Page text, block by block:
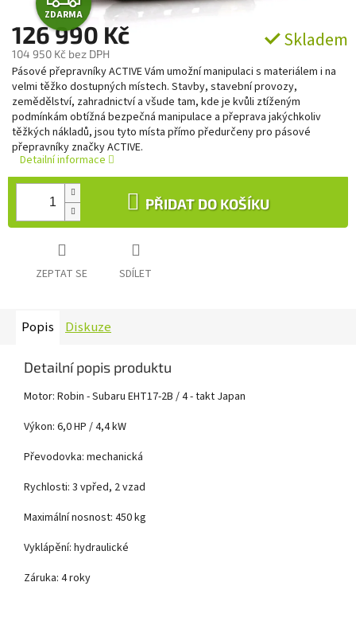
D
A
R
M
A
ZDARMA
126 990 Kč
104 950 Kč bez DPH
Měrná
cena:
Skladem
PŘIDAT DO KOŠÍKU
Pásové přepravníky ACTIVE Vám umožní manipulaci s materiálem i na
velmi těžko dostupných místech. Stavby, stavební provozy,
zemědělství, zahradnictví a všude tam, kde je kvůli ztíženým
podmínkám obtížná bezpečná manipulace a přeprava jakýchkoliv
těžkých nákladů, jsou tyto místa přímo předurčeny pro pásové
přepravníky značky ACTIVE.
Detailní informace
ZEPTAT SE SDÍLET
Popis Diskuze
Detailní popis produktu
Motor: Robin - Subaru EHT17-2B / 4 - takt Japan
Výkon: 6,0 HP / 4,4 kW
Převodovka: mechanická
Rychlosti: 3 vpřed, 2 vzad
Maximální nosnost: 450 kg
Vyklápění: hydraulické
Záruka: 4 roky